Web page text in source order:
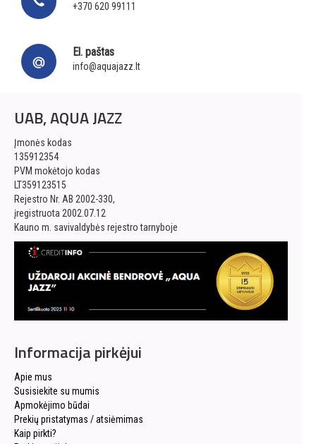
+370 620 99111
El. paštas
info@aquajazz.lt
UAB, AQUA JAZZ
Įmonės kodas
135912354
PVM mokėtojo kodas
LT359123515
Rejestro Nr. AB 2002-330,
įregistruota 2002.07.12
Kauno m. savivaldybės rejestro tarnyboje
Informacija pirkėjui
Apie mus
Susisiekite su mumis
Apmokėjimo būdai
Prekių pristatymas / atsiėmimas
Kaip pirkti?